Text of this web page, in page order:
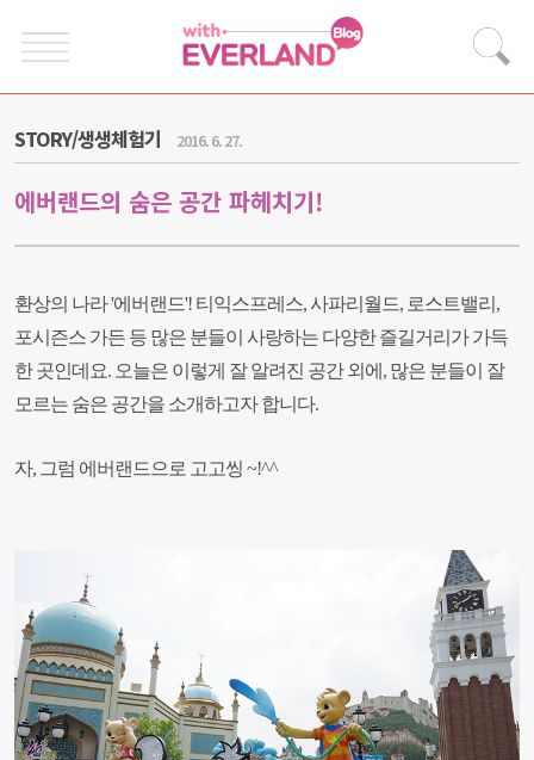
STORY/생생체험기 2016. 6. 27.
에버랜드의 숨은 공간 파헤치기!
환상의 나라 '에버랜드'! 티익스프레스, 사파리월드, 로스트밸리,
포시즌스 가든 등 많은 분들이 사랑하는 다양한 즐길거리가 가득
한 곳인데요. 오늘은 이렇게 잘 알려진 공간 외에, 많은 분들이 잘
모르는 숨은 공간을 소개하고자 합니다.
자, 그럼 에버랜드으로 고고씽 ~!^^